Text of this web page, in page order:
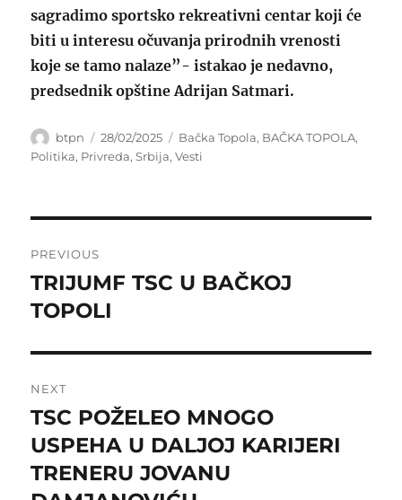
sagradimo sportsko rekreativni centar koji će
biti u interesu očuvanja prirodnih vrenosti
koje se tamo nalaze”- istakao je nedavno,
predsednik opštine Adrijan Satmari.
Author
btpn
Posted
on
28/02/2025 Categories
Bačka Topola, BAČKA TOPOLA,
Politika, Privreda,Srbija,Vesti
navigation
PREVIOUS
Previous
post:
TRIJUMF TSC U BAČKOJ
TOPOLI
NEXT
Next
post:
TSC POŽELEO MNOGO
USPEHA U DALJOJ KARIJERI
TRENERU JOVANU